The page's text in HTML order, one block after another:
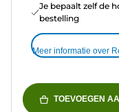
Je bepaalt zelf de
bestelling
Meer informatie over
TOEVOEGEN